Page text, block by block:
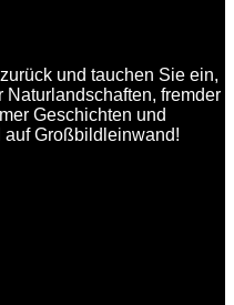
und tauchen Sie ein,
fremder
Geschichten und
auf Großbildleinwand!